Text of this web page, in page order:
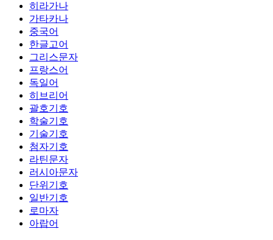
히라가나
가타카나
중국어
한글고어
그리스문자
프랑스어
독일어
히브리어
괄호기호
학술기호
기술기호
첨자기호
라틴문자
러시아문자
단위기호
일반기호
로마자
아랍어